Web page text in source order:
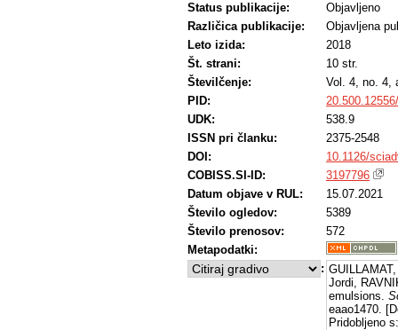
Status publikacije:
Objavljeno
Različica publikacije:
Objavljena
Leto izida:
2018
Št. strani:
10 str.
Številčenje:
Vol. 4, no. 4,
PID:
UDK:
538.9
ISSN pri članku:
2375-2548
DOI:
10.1126/
COBISS.SI-ID:
3197796
Datum objave v RUL:
15.07.2021
Število ogledov:
5389
Število prenosov:
572
Metapodatki:
:
Jordi,
emulsions.
eaao1470.
Pridobljeno